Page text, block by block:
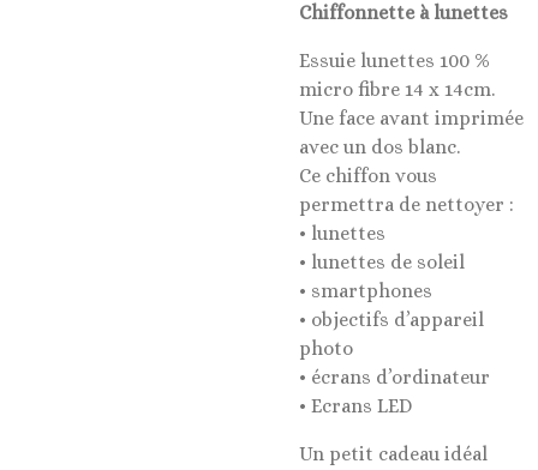
Chiffonnette à lunettes
Essuie lunettes 100 %
micro fibre 14 x 14cm.
Une face avant imprimée
avec un dos blanc.
Ce chiffon vous
permettra de nettoyer :
• lunettes
• lunettes de soleil
• smartphones
• objectifs d’appareil
photo
• écrans d’ordinateur
• Ecrans LED
Un petit cadeau idéal